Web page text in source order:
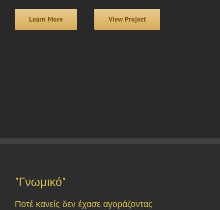
Learn More View Project
"Γνωμικό"
Ποτέ κανείς δεν έχασε αγοράζοντας